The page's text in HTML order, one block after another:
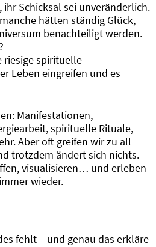
ihr Schicksal sei unveränderlich.
hätten ständig Glück,
benachteiligt werden.
riesige spirituelle
Leben eingreifen und es
Manifestationen,
spirituelle Rituale,
Aber oft greifen wir zu all
trotzdem ändert sich nichts.
visualisieren… und erleben
wieder.
fehlt – und genau das erkläre